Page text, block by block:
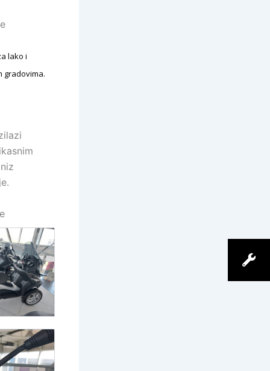
lako i
gradovima.